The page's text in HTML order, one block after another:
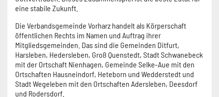
eine stabile Zukunft.
Die Verbandsgemeinde Vorharz handelt als Körperschaft
öffentlichen Rechts im Namen und Auftrag ihrer
Mitgliedsgemeinden. Das sind die Gemeinden Ditfurt,
Harsleben, Hedersleben, Groß Quenstedt, Stadt Schwanebeck
mit der Ortschaft Nienhagen, Gemeinde Selke-Aue mit den
Ortschaften Hausneindorf, Heteborn und Wedderstedt und
Stadt Wegeleben mit den Ortschaften Adersleben, Deesdorf
und Rodersdorf.